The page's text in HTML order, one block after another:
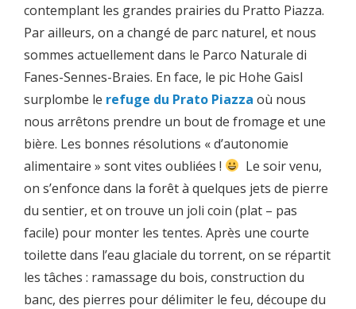
contemplant les grandes prairies du Pratto Piazza.
Par ailleurs, on a changé de parc naturel, et nous
sommes actuellement dans le Parco Naturale di
Fanes-Sennes-Braies. En face, le pic Hohe Gaisl
surplombe le refuge du Prato Piazza où nous
nous arrêtons prendre un bout de fromage et une
bière. Les bonnes résolutions « d’autonomie
alimentaire » sont vites oubliées !
Le soir venu,
on s’enfonce dans la forêt à quelques jets de pierre
du sentier, et on trouve un joli coin (plat – pas
facile) pour monter les tentes. Après une courte
toilette dans l’eau glaciale du torrent, on se répartit
les tâches : ramassage du bois, construction du
banc, des pierres pour délimiter le feu, découpe du